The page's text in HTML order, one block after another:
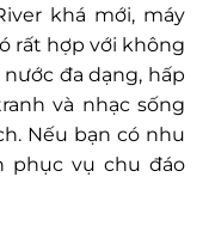
khá mới, máy
rất hợp với không
đa dạng, hấp
và nhạc sống
Nếu bạn có nhu
phục vụ chu đáo